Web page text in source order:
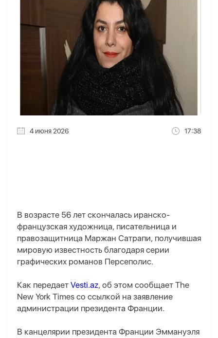
4 июня 2026 17:38
В возрасте 56 лет скончалась иранско-
французская художница, писательница и
правозащитница Маржан Сатрапи, получившая
мировую известность благодаря серии
графических романов Персеполис.
Как передает Vesti.az, об этом сообщает The
New York Times со ссылкой на заявление
администрации президента Франции.
В канцелярии президента Франции Эммануэля